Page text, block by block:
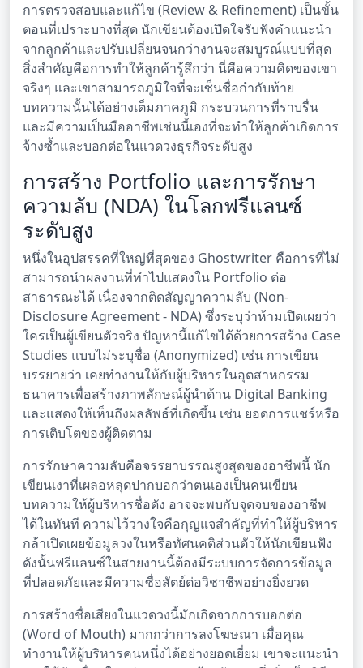
การตรวจสอบและแก้ไข (Review & Refinement) เป็นขั้น
ตอนที่เปราะบางที่สุด นักเขียนต้องเปิดใจรับฟังคำแนะนำ
จากลูกค้าและปรับเปลี่ยนจนกว่างานจะสมบูรณ์แบบที่สุด
สิ่งสำคัญคือการทำให้ลูกค้ารู้สึกว่า นี่คือความคิดของเขา
จริงๆ และเขาสามารถภูมิใจที่จะเซ็นชื่อกำกับท้าย
บทความนั้นได้อย่างเต็มภาคภูมิ กระบวนการที่ราบรื่น
และมีความเป็นมืออาชีพเช่นนี้เองที่จะทำให้ลูกค้าเกิดการ
จ้างซ้ำและบอกต่อในแวดวงธุรกิจระดับสูง
การสร้าง Portfolio และการรักษา
ความลับ (NDA) ในโลกฟรีแลนซ์
ระดับสูง
หนึ่งในอุปสรรคที่ใหญ่ที่สุดของ Ghostwriter คือการที่ไม่
สามารถนำผลงานที่ทำไปแสดงใน Portfolio ต่อ
สาธารณะได้ เนื่องจากติดสัญญาความลับ (Non-
Disclosure Agreement - NDA) ซึ่งระบุว่าห้ามเปิดเผยว่า
ใครเป็นผู้เขียนตัวจริง ปัญหานี้แก้ไขได้ด้วยการสร้าง Case
Studies แบบไม่ระบุชื่อ (Anonymized) เช่น การเขียน
บรรยายว่า เคยทำงานให้กับผู้บริหารในอุตสาหกรรม
ธนาคารเพื่อสร้างภาพลักษณ์ผู้นำด้าน Digital Banking
และแสดงให้เห็นถึงผลลัพธ์ที่เกิดขึ้น เช่น ยอดการแชร์หรือ
การเติบโตของผู้ติดตาม
การรักษาความลับคือจรรยาบรรณสูงสุดของอาชีพนี้ นัก
เขียนเงาที่เผลอหลุดปากบอกว่าตนเองเป็นคนเขียน
บทความให้ผู้บริหารชื่อดัง อาจจะพบกับจุดจบของอาชีพ
ได้ในทันที ความไว้วางใจคือกุญแจสำคัญที่ทำให้ผู้บริหาร
กล้าเปิดเผยข้อมูลวงในหรือทัศนคติส่วนตัวให้นักเขียนฟัง
ดังนั้นฟรีแลนซ์ในสายงานนี้ต้องมีระบบการจัดการข้อมูล
ที่ปลอดภัยและมีความซื่อสัตย์ต่อวิชาชีพอย่างยิ่งยวด
การสร้างชื่อเสียงในแวดวงนี้มักเกิดจากการบอกต่อ
(Word of Mouth) มากกว่าการลงโฆษณา เมื่อคุณ
ทำงานให้ผู้บริหารคนหนึ่งได้อย่างยอดเยี่ยม เขาจะแนะนำ